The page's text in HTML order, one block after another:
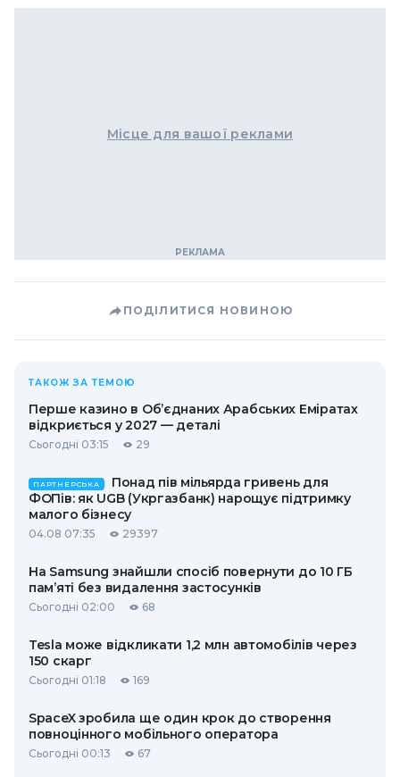
Місце для вашої реклами
ПОДІЛИТИСЯ НОВИНОЮ
ТАКОЖ ЗА ТЕМОЮ
Перше казино в Об’єднаних Арабських Еміратах
відкриється у 2027 — деталі
Сьогодні 03:15 29
ПАРТНЕРСЬКА
Понад пів мільярда гривень для
ФОПів: як UGB (Укргазбанк) нарощує підтримку
малого бізнесу
04.08 07:35 29397
На Samsung знайшли спосіб повернути до 10 ГБ
пам’яті без видалення застосунків
Сьогодні 02:00 68
Tesla може відкликати 1,2 млн автомобілів через
150 скарг
Сьогодні 01:18 169
SpaceX зробила ще один крок до створення
повноцінного мобільного оператора
Сьогодні 00:13 67